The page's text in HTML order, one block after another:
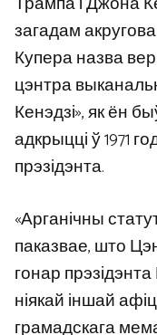
загадам
Купера назва
цэнтра
Кенэдзі», як ён
адкрыцці ў 1971
прэзідэнта.
«Арганічны
паказвае, што
гонар
ніякай іншай
грамадскага